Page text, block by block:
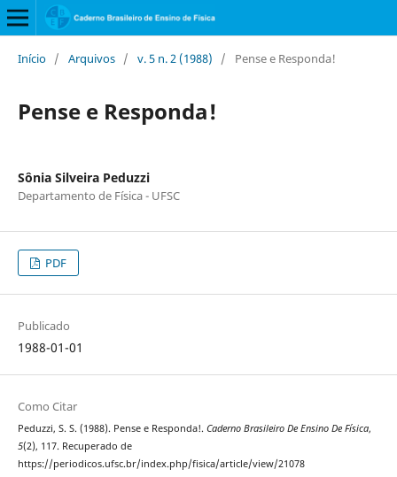
Início / Arquivos / v. 5 n. 2 (1988) / Pense e Responda!
Pense e Responda!
Sônia Silveira Peduzzi
Departamento de Física - UFSC
PDF
Publicado
1988-01-01
Como Citar
Peduzzi, S. S. (1988). Pense e Responda!. Caderno Brasileiro De Ensino De Física,
5(2), 117. Recuperado de
https://periodicos.ufsc.br/index.php/fisica/article/view/21078